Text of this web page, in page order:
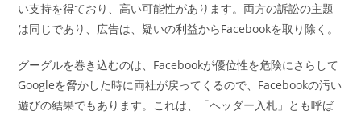
い支持を得ており、高い可能性があります。両方の訴訟の主題
は同じであり、広告は、疑いの利益からFacebookを取り除く。
グーグルを巻き込むのは、Facebookが優位性を危険にさらして
Googleを脅かした時に両社が戻ってくるので、Facebookの汚い
遊びの結果でもあります。これは、「ヘッダー入札」とも呼ば